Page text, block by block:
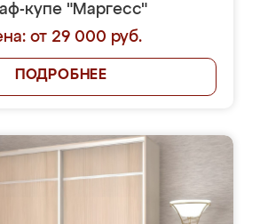
купе "Маргесс"
от 29 000 руб.
ПОДРОБНЕЕ